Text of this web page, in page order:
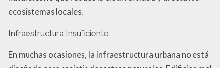
ecosistemas locales.
Infraestructura Insuficiente
En muchas ocasiones, la infraestructura urbana no está